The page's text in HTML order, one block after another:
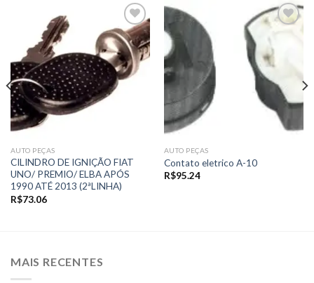
Add to
wishlist
AUTO PEÇAS
CILINDRO DE IGNIÇÃO FIAT
UNO/ PREMIO/ ELBA APÓS
1990 ATÉ 2013 (2ªLINHA)
R$73.06
wishlist
AUTO PEÇAS
Contato eletrico A-10
R$95.24
MAIS RECENTES